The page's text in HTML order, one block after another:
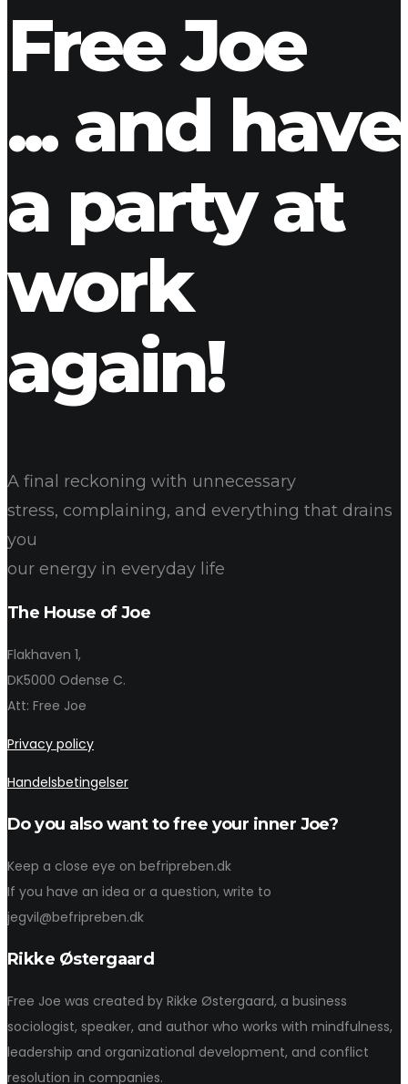
Free Joe
... and have
a party at
work
again!
A final reckoning with unnecessary
stress, complaining, and everything that drains
you
our energy in everyday life
The House of Joe
Flakhaven 1,
DK5000 Odense C.
Att: Free Joe
Privacy policy
Handelsbetingelser
Do you also want to free your inner Joe?
Keep a close eye on befripreben.dk
If you have an idea or a question, write to
jegvil@befripreben.dk
Rikke Østergaard
Free Joe was created by Rikke Østergaard, a business
sociologist, speaker, and author who works with mindfulness,
leadership and organizational development, and conflict
resolution in companies.